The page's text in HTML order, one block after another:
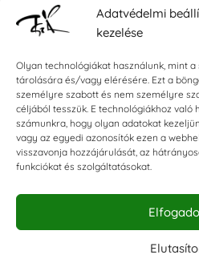
Adatvédelmi
kezelése
Olyan technológiákat használunk, mint
tárolására és/vagy elérésére. Ezt a
személyre szabott és nem személyre
céljából tesszük. E technológiákhoz való
számunkra, hogy olyan adatokat
vagy az egyedi azonosítók ezen a
visszavonja hozzájárulását, az
funkciókat és szolgáltatásokat.
Általános szerződési feltételek
Impresszum
KAPCSOLAT
E-mail:shop@torokszilvi.com
Telefon: +36 30 6767872
KÖZÖSSÉGI